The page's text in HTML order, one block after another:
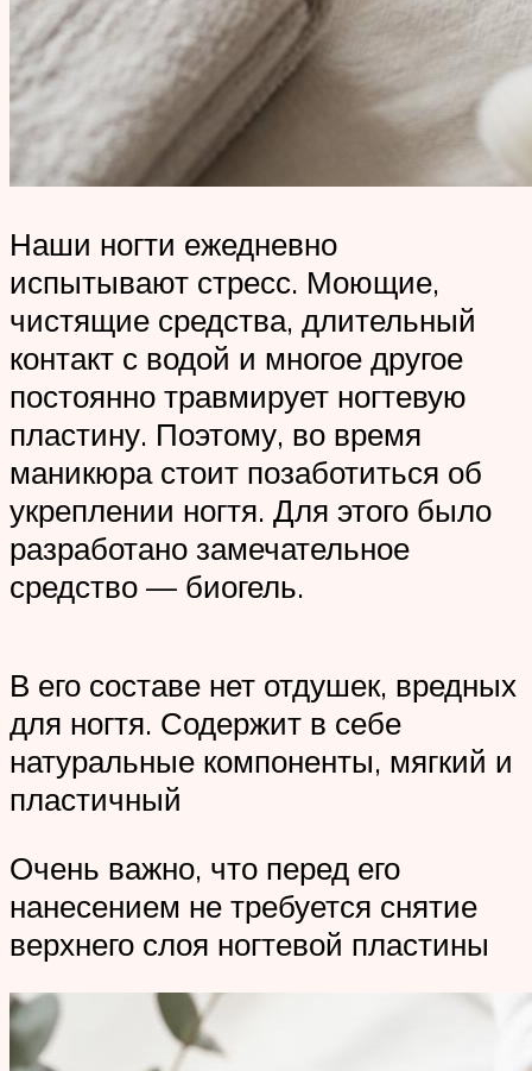
Наши ногти ежедневно
испытывают стресс. Моющие,
чистящие средства, длительный
контакт с водой и многое другое
постоянно травмирует ногтевую
пластину. Поэтому, во время
маникюра стоит позаботиться об
укреплении ногтя. Для этого было
разработано замечательное
средство — биогель.
В его составе нет отдушек, вредных
для ногтя. Содержит в себе
натуральные компоненты, мягкий и
пластичный
Очень важно, что перед его
нанесением не требуется снятие
верхнего слоя ногтевой пластины